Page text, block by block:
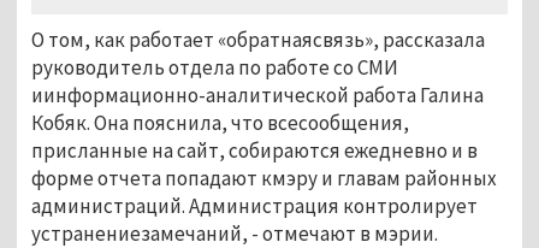
О том, как работает «обратнаясвязь», рассказала
руководитель отдела по работе со СМИ
иинформационно-аналитической работа Галина
Кобяк. Она пояснила, что всесообщения,
присланные на сайт, собираются ежедневно и в
форме отчета попадают кмэру и главам районных
администраций. Администрация контролирует
устранениезамечаний, - отмечают в мэрии.